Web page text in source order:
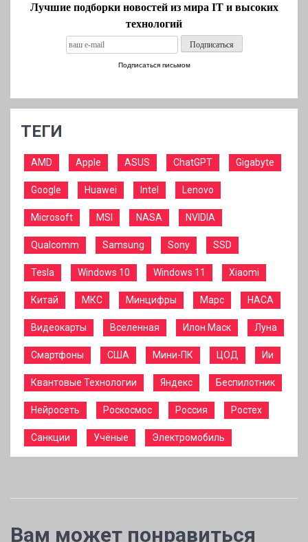
Лучшие подборки новостей из мира IT и высоких
технологий
Подписаться письмом
ТЕГИ
AMD Apple ASUS ChatGPT Gigabyte
Google Huawei Intel Lenovo
Microsoft MSI NASA NVIDIA
Qualcomm Samsung Sony SSD
Tesla Windows 10 Windows 11 Xiaomi
Китай МКС Минцифры Марс НАСА
Видеокарты Вселенная Илон Маск Луна
Смартфоны США Мини-ПК ЦОД Ии
Квантовые Технологии Яндекс Беспилотник
Нейросеть Роскосмос Россия Ростех
Санкции Учёные Электромобиль
Вам может понравиться